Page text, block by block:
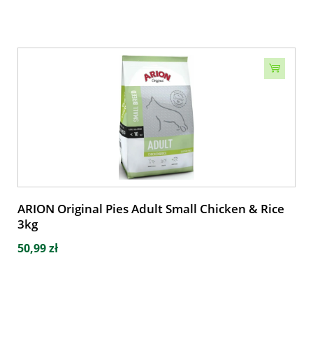
ARION Original Pies Adult Small Chicken & Rice
3kg
50,99 zł